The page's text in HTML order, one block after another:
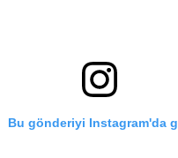
Bu gönderiyi Instagram'da